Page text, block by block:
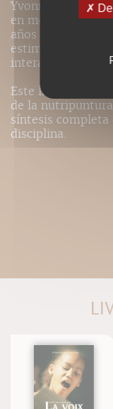
Yvonne Parquer
en medicina
años de
estimulada por
interacción
Este libro es
de la
síntesis completa
disciplina.